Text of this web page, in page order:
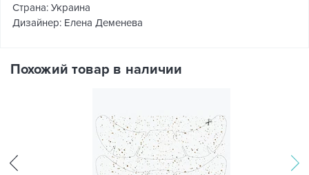
Страна: Украина
Дизайнер: Елена Деменева
Похожий товар в наличии